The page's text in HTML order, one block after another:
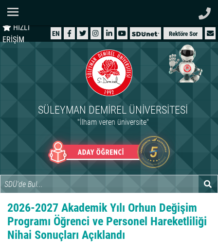
HIZLI
ERİŞİM
EN Rektöre Sor
SÜLEYMAN DEMIREL ÜNIVERSITESI
"İlham veren üniversite"
ÜNİVERSİTEMİZ
İDARİ
ARAŞTIRMA
INTERNATIONAL
2026-2027 Akademik Yılı Orhun Değişim
Programı Öğrenci ve Personel Hareketliliği
Nihai Sonuçları Açıklandı